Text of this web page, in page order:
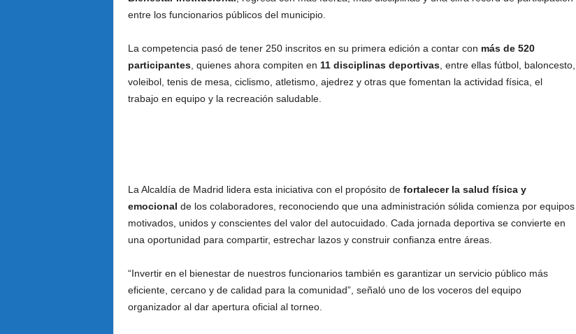
entre los funcionarios públicos del municipio.
La competencia pasó de tener 250 inscritos en su primera edición a contar con más de 520
participantes, quienes ahora compiten en 11 disciplinas deportivas, entre ellas fútbol, baloncesto,
voleibol, tenis de mesa, ciclismo, atletismo, ajedrez y otras que fomentan la actividad física, el
trabajo en equipo y la recreación saludable.
La Alcaldía de Madrid lidera esta iniciativa con el propósito de fortalecer la salud física y
emocional de los colaboradores, reconociendo que una administración sólida comienza por equipos
motivados, unidos y conscientes del valor del autocuidado. Cada jornada deportiva se convierte en
una oportunidad para compartir, estrechar lazos y construir confianza entre áreas.
“Invertir en el bienestar de nuestros funcionarios también es garantizar un servicio público más
eficiente, cercano y de calidad para la comunidad”, señaló uno de los voceros del equipo
organizador al dar apertura oficial al torneo.